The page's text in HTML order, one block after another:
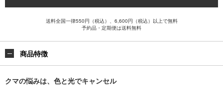
送料全国一律550円（税込）、6,600円（税込）以上で無料
予約品・定期便は送料無料
商品特徴
クマの悩みは、色と光でキャンセル